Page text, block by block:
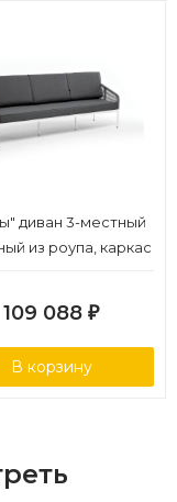
диван 3-местный
из роупа, каркас
ткань темно-
серая 027
109 088 ₽
В корзину